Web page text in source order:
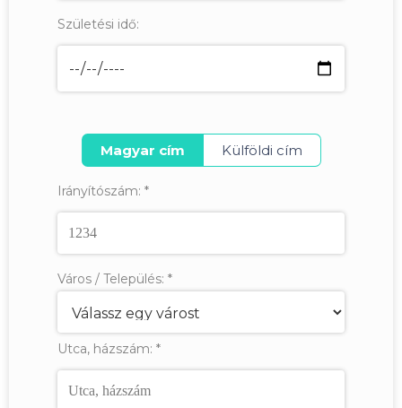
Születési idő:
Magyar cím Külföldi cím
Irányítószám: *
Város / Település: *
Utca, házszám: *